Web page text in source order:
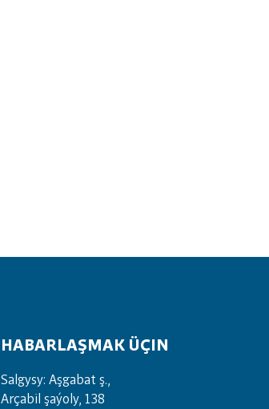
HABARLAŞMAK ÜÇIN
Salgysy: Aşgabat ş.,
Arçabil şaýoly, 138